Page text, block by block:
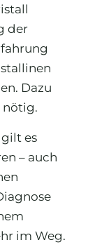
der
Dazu
nötig.
es
– auch
im Weg.